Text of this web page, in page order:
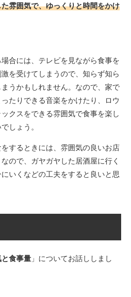
雰囲気で、ゆっくりと時間をかけ
合には、テレビを見ながら食事を
を受けてしまうので、知らず知ら
うかもしれません。なので、家で
たりできる音楽をかけたり、ロウ
クスをできる雰囲気で食事を楽し
しょう。
するときには、雰囲気の良いお店
ので、ガヤガヤした居酒屋に行く
いくなどの工夫をすると良いと思
食事量 」についてお話ししまし